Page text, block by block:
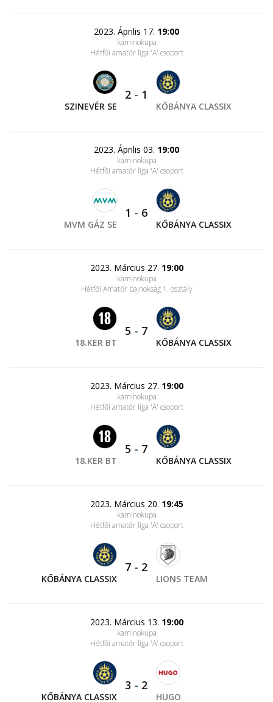
2023. Április 17. 19:00
kaminokupa
Hétfői amatőr liga 'A' csoport
SZINEVÉR SE
2 - 1
KŐBÁNYA CLASSIX
2023. Április 03. 19:00
kaminokupa
Hétfői amatőr liga 'A' csoport
MVM GÁZ SE
1 - 6
KŐBÁNYA CLASSIX
2023. Március 27. 19:00
kaminokupa
Hétfői Amatőr bajnokság 1. osztály
18.KER BT
5 - 7
KŐBÁNYA CLASSIX
2023. Március 27. 19:00
kaminokupa
Hétfői amatőr liga 'A' csoport
18.KER BT
5 - 7
KŐBÁNYA CLASSIX
2023. Március 20. 19:45
kaminokupa
Hétfői amatőr liga 'A' csoport
KŐBÁNYA CLASSIX
7 - 2
LIONS TEAM
2023. Március 13. 19:00
kaminokupa
Hétfői amatőr liga 'A' csoport
KŐBÁNYA CLASSIX
3 - 2
HUGO